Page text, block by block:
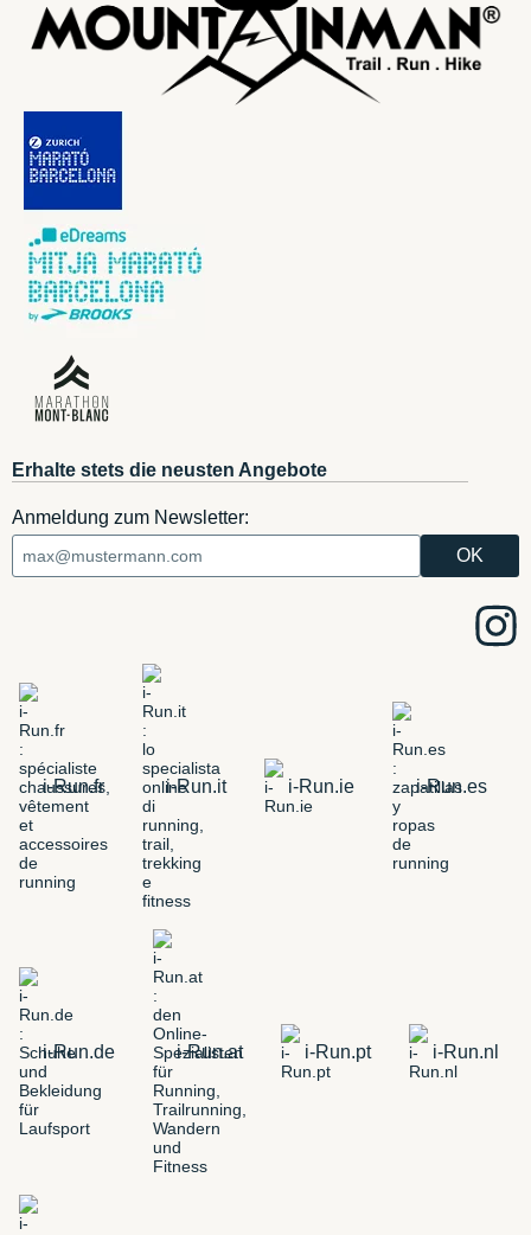
Erhalte stets die neusten Angebote
Anmeldung zum Newsletter:
i-Run.fr i-Run.it i-Run.ie i-Run.es
i-Run.de i-Run.at i-Run.pt i-Run.nl